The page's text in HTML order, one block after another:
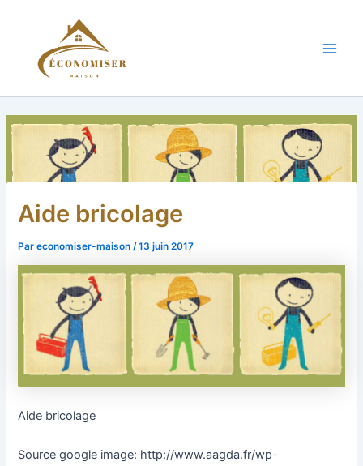
Aide bricolage
Pareconomiser-maison /13 juin 2017
Aide bricolage
Source google image: http://www.aagda.fr/wp-